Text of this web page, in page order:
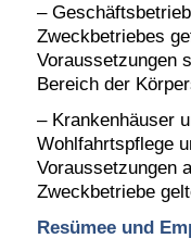
–
Zweckbetriebes
Voraussetzungen
Bereich der
– Krankenhäuser
Wohlfahrtspflege
Voraussetzungen
Zweckbetriebe
Resümee und